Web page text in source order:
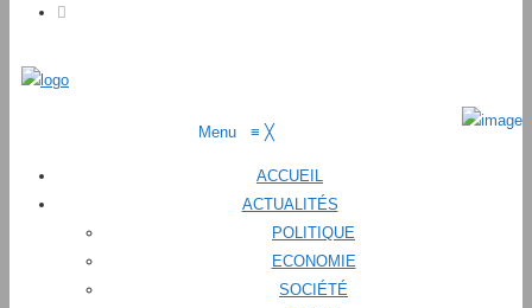
Menu ≡ ╳
ACCUEIL
ACTUALITÉS
POLITIQUE
ECONOMIE
SOCIÉTÉ